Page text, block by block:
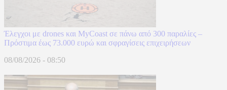
Έλεγχοι με drones και MyCoast σε πάνω από 300 παραλίες –
Πρόστιμα έως 73.000 ευρώ και σφραγίσεις επιχειρήσεων
08/08/2026 - 08:50